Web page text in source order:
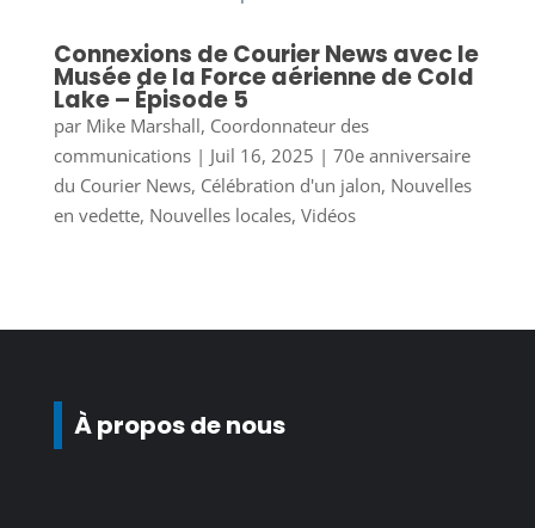
Connexions de Courier News avec le
Musée de la Force aérienne de Cold
Lake – Épisode 5
par Mike Marshall, Coordonnateur des
communications| Juil 16, 2025 | 70e anniversaire
du Courier News, Célébration d'un jalon, Nouvelles
en vedette, Nouvelles locales, Vidéos
À propos de nous